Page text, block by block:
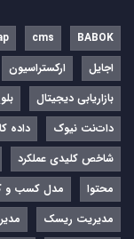
BABOK
cms
اجایل
ارکستراسیون
بازاریابی دیجیتال
دات‌نت نیوک
داده
شاخص کلیدی عملکرد
محتوا
مدل کسب و
مدیریت ریسک